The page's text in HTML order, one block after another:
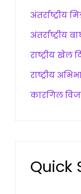
अंतर्राष्ट्रीय
अंतर्राष्ट्रीय
राष्ट्रीय खेल
राष्ट्रीय
कारगिल
Quick